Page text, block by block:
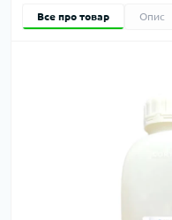
Все про товар Опис